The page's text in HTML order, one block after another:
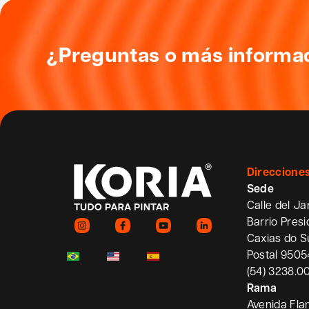
¿Preguntas o más
Sede
Calle del
Barrio
Caxias do
Postal
(54)
Rama
Avenida